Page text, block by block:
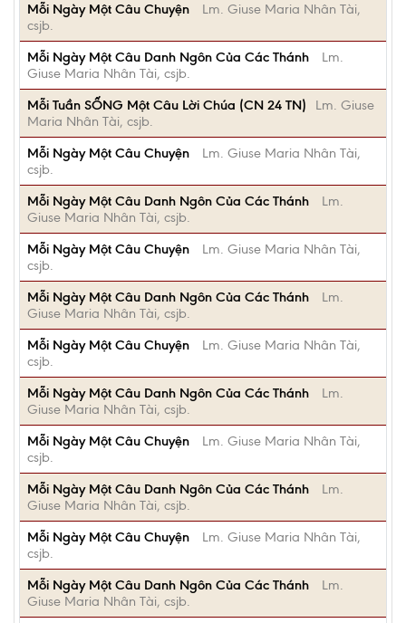
Mỗi Ngày Một Câu Chuyện
Lm. Giuse Maria Nhân Tài,
csjb.
Mỗi Ngày Một Câu Danh Ngôn Của Các Thánh
Lm.
Giuse Maria Nhân Tài, csjb.
Mỗi Tuần SỐNG Một Câu Lời Chúa (CN 24 TN)
Lm. Giuse
Maria Nhân Tài, csjb.
Mỗi Ngày Một Câu Chuyện
Lm. Giuse Maria Nhân Tài,
csjb.
Mỗi Ngày Một Câu Danh Ngôn Của Các Thánh
Lm.
Giuse Maria Nhân Tài, csjb.
Mỗi Ngày Một Câu Chuyện
Lm. Giuse Maria Nhân Tài,
csjb.
Mỗi Ngày Một Câu Danh Ngôn Của Các Thánh
Lm.
Giuse Maria Nhân Tài, csjb.
Mỗi Ngày Một Câu Chuyện
Lm. Giuse Maria Nhân Tài,
csjb.
Mỗi Ngày Một Câu Danh Ngôn Của Các Thánh
Lm.
Giuse Maria Nhân Tài, csjb.
Mỗi Ngày Một Câu Chuyện
Lm. Giuse Maria Nhân Tài,
csjb.
Mỗi Ngày Một Câu Danh Ngôn Của Các Thánh
Lm.
Giuse Maria Nhân Tài, csjb.
Mỗi Ngày Một Câu Chuyện
Lm. Giuse Maria Nhân Tài,
csjb.
Mỗi Ngày Một Câu Danh Ngôn Của Các Thánh
Lm.
Giuse Maria Nhân Tài, csjb.